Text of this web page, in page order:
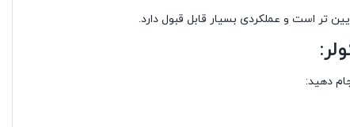
تر است و عملکردی بسیار قابل قبول دارد.
دهید: